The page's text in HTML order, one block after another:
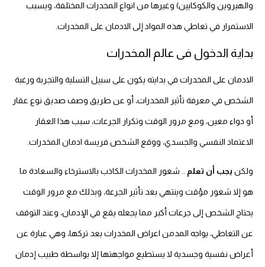
والهيروين والكوكايين) وغيرها من انواع المخدرات المختلفة، ويسبب
الاستمرار في تعاطي هذه المواد إلى الادمان على المخدرات.
بداية الدخول فى عالم المخدرات
الادمان على المخدرات في بدايته يكون على سبيل التسلية والتجربة ورغبة
الشخص في معرفة تأثير المخدرات، أو عن طريق وصف صديق نوع عقار
أو دواء معين، ومع مرور الوقت وتكرار الجرعات، سبب هذا العقار
الاعتماد النفسي والجسدي، ووقع الشخص فريسة ادمان المخدرات.
ولكنيجب أن تعلم.. شعور المخدرات الكاذب بالاسترخاء والسعادة ما
هو إلا شعور مؤقت وينتهي بعد تأثير الجرعة، وبذلك مع مرور الوقت
يحتاج الشخص إلى جرعات أكبر مما يجعله يقع في الإدمان، وعند التوقف
عن التعاطي، يواجه المدمن اعراض المخدرات بعد تركها، وهي عبارة عن
أعراض نفسية وجسدية لا يستطيع مواجهتها إلا بواسطة طبيب إدمان